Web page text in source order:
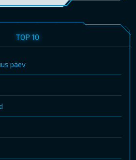
TOP 10
päev